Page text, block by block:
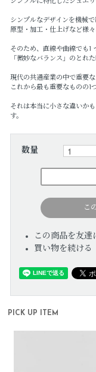
シンプルに特化したジュエリ
シンプルなデザインを機械で
原型・加工・仕上げなど様
そのため、直線や曲線でも1
「微妙なバランス」のとれ
現代の共通産業の中で重要
これから最も重要なものの1
それは本当に小さな違いか
す。
数量
こ
この商品を友達
買い物を続ける
PICK UP ITEM